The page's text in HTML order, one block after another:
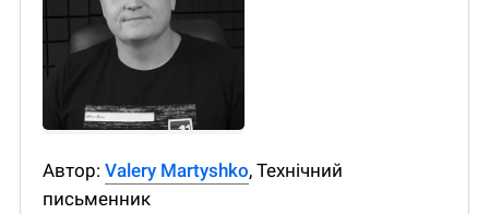
Автор: Valery Martyshko, Технічний
письменник